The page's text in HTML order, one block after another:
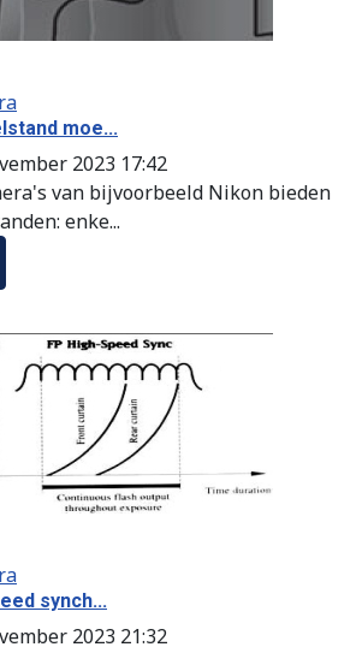
moe...
2023 17:42
van bijvoorbeeld Nikon bieden
enke...
synch...
2023 21:32